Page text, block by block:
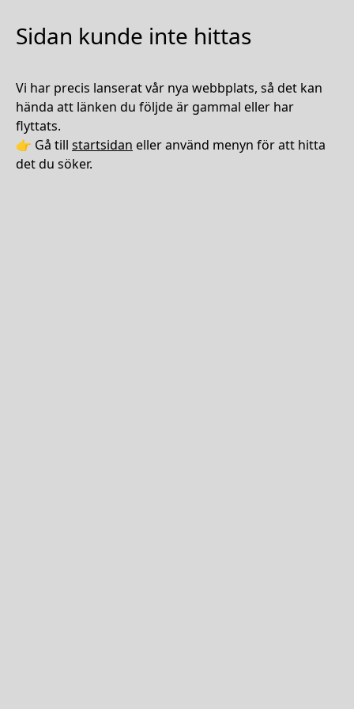
Sidan kunde inte hittas
Vi har precis lanserat vår nya webbplats, så det kan
hända att länken du följde är gammal eller har
flyttats.
👉 Gå till startsidan eller använd menyn för att hitta
det du söker.